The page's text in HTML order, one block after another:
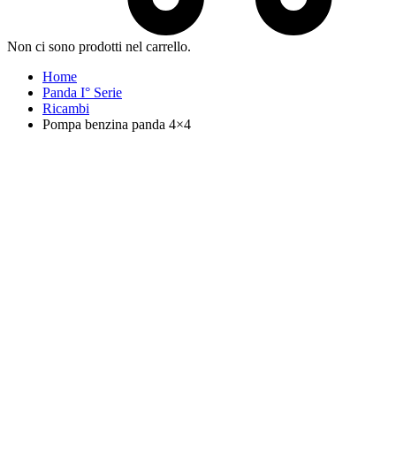
Non ci sono prodotti nel carrello.
Home
Panda I° Serie
Ricambi
Pompa benzina panda 4×4